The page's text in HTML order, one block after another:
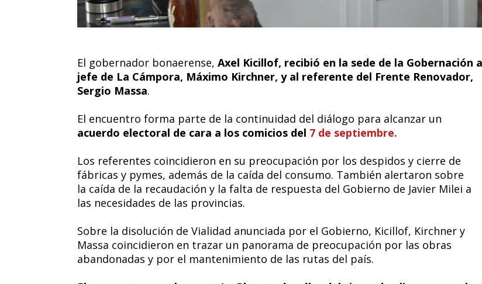
El gobernador bonaerense, Axel Kicillof, recibió en la sede de la Gobernación
jefe de La Cámpora, Máximo Kirchner, y al referente del Frente Renovador,
Sergio Massa.
El encuentro forma parte de la continuidad del diálogo para alcanzar un
acuerdo electoral de cara a los comicios del 7 de septiembre.
Los referentes coincidieron en su preocupación por los despidos y cierre de
fábricas y pymes, además de la caída del consumo. También alertaron sobre
la caída de la recaudación y la falta de respuesta del Gobierno de Javier Milei a
las necesidades de las provincias.
Sobre la disolución de Vialidad anunciada por el Gobierno, Kicillof, Kirchner y
Massa coincidieron en trazar un panorama de preocupación por las obras
abandonadas y por el mantenimiento de las rutas del país.